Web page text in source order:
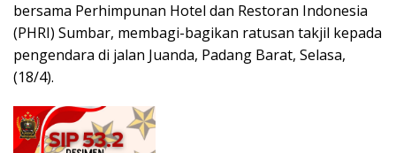
bersama Perhimpunan Hotel dan Restoran Indonesia
(PHRI) Sumbar, membagi-bagikan ratusan takjil kepada
pengendara di jalan Juanda, Padang Barat, Selasa,
(18/4).